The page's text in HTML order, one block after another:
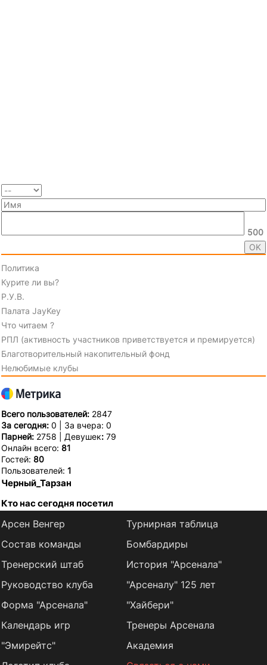
500
Политика
Курите ли вы?
Р.У.В.
Палата JayKey
Что читаем ?
РПЛ (активность участников приветствуется и премируется)
Благотворительный накопительный фонд
Нелюбимые клубы
Всего пользователей: 2847
За сегодня: 0 | За вчера: 0
Парней: 2758 | Девушек: 79
Онлайн всего: 81
Гостей: 80
Пользователей: 1
Черный_Тарзан
Кто нас сегодня посетил
Арсен Венгер
Состав команды
Тренерский штаб
Руководство клуба
Форма "Арсенала"
Календарь игр
Турнирная таблица
Бомбардиры
История "Арсенала"
"Арсеналу" 125 лет
"Хайбери"
Тренеры Арсенала
"Эмирейтс"
Академия